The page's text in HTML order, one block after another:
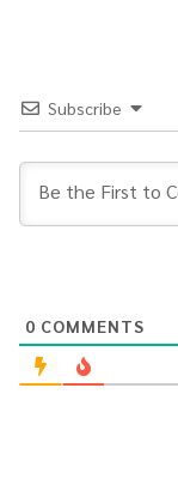
Subscribe
0 COMMENTS